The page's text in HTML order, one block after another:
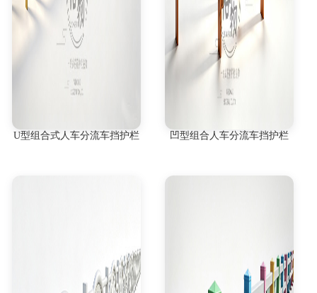
U型组合式人车分流车挡护栏 凹型组合人车分流车挡护栏